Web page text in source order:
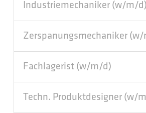
Industriemechaniker (w/m/d)
Zerspanungsmechaniker
Fachlagerist (w/m/d)
Techn. Produktdesigner (w/